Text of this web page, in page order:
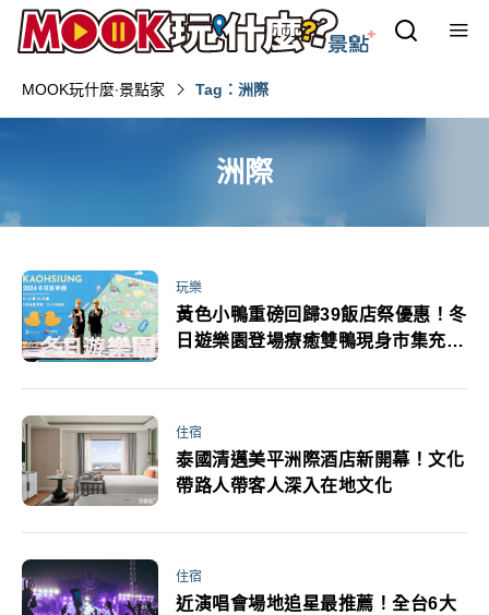
MOOK玩什麼‧景點家 Tag：洲際
洲際
玩樂
黃色小鴨重磅回歸39飯店祭優惠！冬
日遊樂園登場療癒雙鴨現身市集充氣
住宿
泰國清邁美平洲際酒店新開幕！文化
帶路人帶客人深入在地文化
住宿
近演唱會場地追星最推薦！全台6大